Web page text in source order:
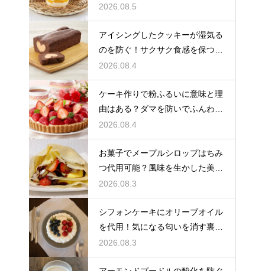
説
2026.08.5
アイシングしたクッキーが湿気る
のを防ぐ！サクサク食感を保つ裏
技
2026.08.4
ケーキ作りで粉ふるいに意味と理
由はある？ダマを防いでふんわり
と軽い生地に焼き上げるための基
本
2026.08.4
お菓子でメープルシロップはちみ
つ代用可能？風味を生かした美味
しい技
2026.08.3
シフォンケーキにオリーブオイル
を代用！気になる匂いを消す裏ワ
ザ
2026.08.3